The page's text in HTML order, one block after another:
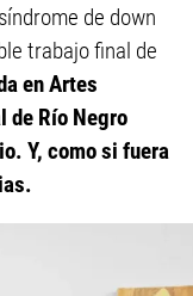
de down
trabajo final de
en Artes
de Río Negro
Y, como si fuera